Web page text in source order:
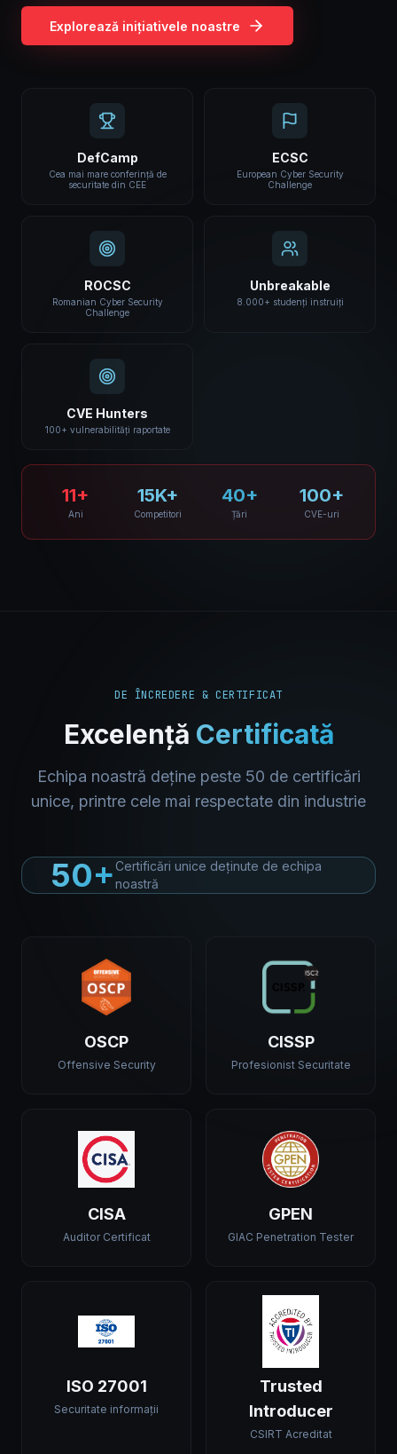
Explorează inițiativele noastre
DefCamp
Cea mai mare conferință de
securitate din CEE
ECSC
European Cyber Security
Challenge
ROCSC
Romanian Cyber Security
Challenge
Unbreakable
8.000+ studenți instruiți
CVE Hunters
100+ vulnerabilități raportate
11+
Ani
15K+
Competitori
40+
Țări
100+
CVE-uri
DE ÎNCREDERE & CERTIFICAT
Excelență Certificată
Echipa noastră deține peste 50 de certificări
unice, printre cele mai respectate din industrie
50+Certificări unice deținute de echipa
noastră
OSCP
Offensive Security
CISSP
Profesionist Securitate
CISA
Auditor Certificat
GPEN
GIAC Penetration Tester
ISO 27001
Securitate informații
Trusted
Introducer
CSIRT Acreditat